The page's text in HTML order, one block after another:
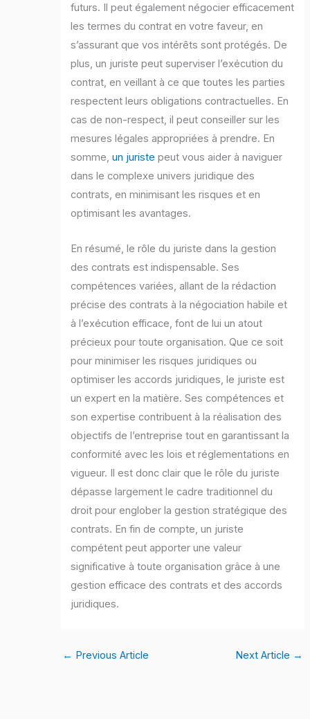
futurs. Il peut également négocier efficacement
les termes du contrat en votre faveur, en
s’assurant que vos intérêts sont protégés. De
plus, un juriste peut superviser l’exécution du
contrat, en veillant à ce que toutes les parties
respectent leurs obligations contractuelles. En
cas de non-respect, il peut conseiller sur les
mesures légales appropriées à prendre. En
somme,un juriste peut vous aider à naviguer
dans le complexe univers juridique des
contrats, en minimisant les risques et en
optimisant les avantages.
En résumé, le rôle du juriste dans la gestion
des contrats est indispensable. Ses
compétences variées, allant de la rédaction
précise des contrats à la négociation habile et
à l’exécution efficace, font de lui un atout
précieux pour toute organisation. Que ce soit
pour minimiser les risques juridiques ou
optimiser les accords juridiques, le juriste est
un expert en la matière. Ses compétences et
son expertise contribuent à la réalisation des
objectifs de l’entreprise tout en garantissant la
conformité avec les lois et réglementations en
vigueur. Il est donc clair que le rôle du juriste
dépasse largement le cadre traditionnel du
droit pour englober la gestion stratégique des
contrats. En fin de compte, un juriste
compétent peut apporter une valeur
significative à toute organisation grâce à une
gestion efficace des contrats et des accords
juridiques.
← Previous Article Next Article →